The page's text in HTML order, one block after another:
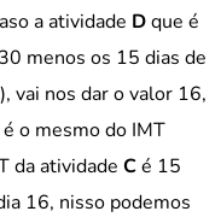
a atividade Dque é
menos os 15 dias de
vai nos dar o valor 16,
o mesmo do IMT
da atividade Cé 15
16, nisso podemos